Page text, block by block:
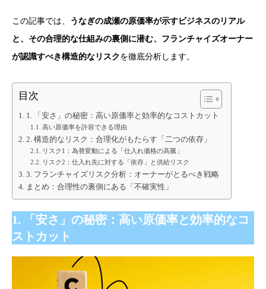
この記事では、
うなぎの成瀬の原価率が示すビジネスのリアル
と、その合理的な仕組みの裏側に潜む、フランチャイズオーナー
が認識すべき構造的なリスク を徹底分析します。
目次
1. 「安さ」の秘密：高い原価率と効率的なコストカット
高い原価率を許容できる理由
2. 構造的なリスク：合理化がもたらす「二つの依存」
リスク1：為替変動による「仕入れ価格の高騰」
リスク2：仕入れ先に対する「依存」と供給リスク
3. フランチャイズリスク分析：オーナーがとるべき戦略
まとめ：合理性の裏側にある「不確実性」
1. 「安さ」の秘密：高い原価率と効率的なコ
ストカット